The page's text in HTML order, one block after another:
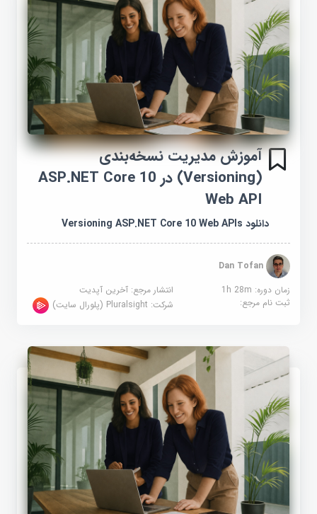
آموزش مدیریت نسخه‌بندی
(Versioning) در ASP.NET Core 10
Web API
دانلود Versioning ASP.NET Core 10 Web APIs
Dan Tofan
زمان دوره: 1h 28m
انتشار مرجع:آخرین آپدیت
ثبت نام مرجع:
شرکت:Pluralsight (پلورال سایت)